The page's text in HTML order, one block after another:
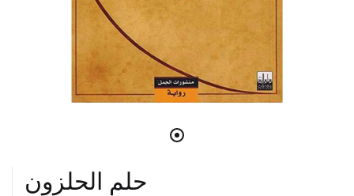
حلم الحلزون